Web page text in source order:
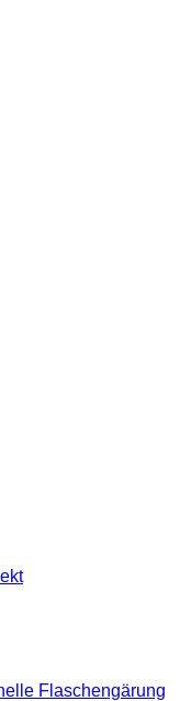
Flaschengärung